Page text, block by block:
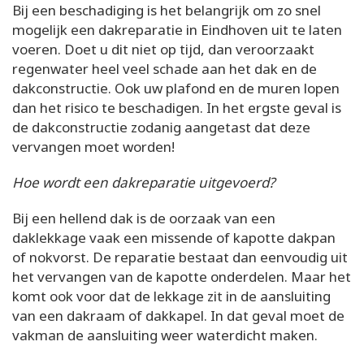
Bij een beschadiging is het belangrijk om zo snel
mogelijk een dakreparatie in Eindhoven uit te laten
voeren. Doet u dit niet op tijd, dan veroorzaakt
regenwater heel veel schade aan het dak en de
dakconstructie. Ook uw plafond en de muren lopen
dan het risico te beschadigen. In het ergste geval is
de dakconstructie zodanig aangetast dat deze
vervangen moet worden!
Hoe wordt een dakreparatie uitgevoerd?
Bij een hellend dak is de oorzaak van een
daklekkage vaak een missende of kapotte dakpan
of nokvorst. De reparatie bestaat dan eenvoudig uit
het vervangen van de kapotte onderdelen. Maar het
komt ook voor dat de lekkage zit in de aansluiting
van een dakraam of dakkapel. In dat geval moet de
vakman de aansluiting weer waterdicht maken.